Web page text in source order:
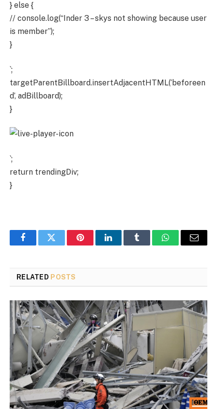
} else {
// console.log(“Inder 3 – skys not showing because user
is member”);
}
`;
targetParentBillboard.insertAdjacentHTML(‘beforeen
d’, adBillboard);
}
`;
return trendingDiv;
}
FacebookTwitter PinterestLinkedInTumblr WhatsAppEmail
RELATED POSTS